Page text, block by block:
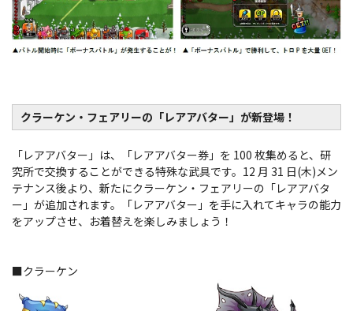
クラーケン・フェアリーの「レアアバター」が新登場！
「レアアバター」は、「レアアバター券」を 100 枚集めると、研
究所で交換することができる特殊な武具です。12 月 31 日(木)メン
テナンス後より、新たにクラーケン・フェアリーの「レアアバタ
ー」が追加されます。「レアアバター」を手に入れてキャラの能力
をアップさせ、お着替えを楽しみましょう！
■クラーケン